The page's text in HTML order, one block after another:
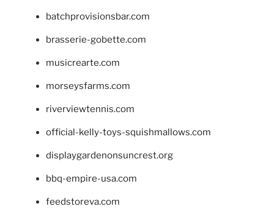
batchprovisionsbar.com
brasserie-gobette.com
musicrearte.com
morseysfarms.com
riverviewtennis.com
official-kelly-toys-squishmallows.com
displaygardenonsuncrest.org
bbq-empire-usa.com
feedstoreva.com